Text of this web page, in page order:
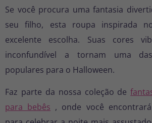
Se você procura uma fantasia
seu filho, esta roupa inspirada
excelente escolha. Suas cores
inconfundível a tornam uma
populares para o Halloween.
Faz parte da nossa coleção de
para bebês , onde você